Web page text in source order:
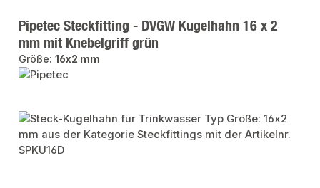
Pipetec Steckfitting - DVGW Kugelhahn 16 x 2
mm mit Knebelgriff grün
Größe:16x2 mm
Bildergalerie überspringen